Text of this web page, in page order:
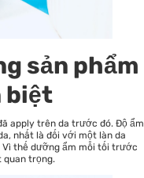
sản phẩm
biệt
apply trên da trước đó. Độ ẩm
nhất là đối với một làn da
Vì thế dưỡng ẩm mỗi tối trước
quan trọng.